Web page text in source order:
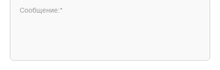
Сообщение:*